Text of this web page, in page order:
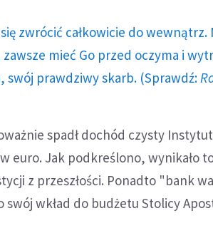
zwrócić całkowicie do wewnątrz.
mieć Go przed oczyma i
swój prawdziwy skarb. (Sprawdź:
spadł dochód czysty
euro. Jak podkreślono, wynikało
z przeszłości. Ponadto "bank
swój wkład do budżetu Stolicy